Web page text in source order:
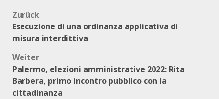
Beitragsnavigation
Zurück
Esecuzione di una ordinanza applicativa di
misura interdittiva
Weiter
Palermo, elezioni amministrative 2022: Rita
Barbera, primo incontro pubblico con la
cittadinanza